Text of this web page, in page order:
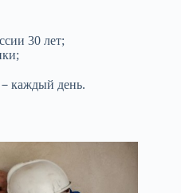
30 лет;
каждый день.